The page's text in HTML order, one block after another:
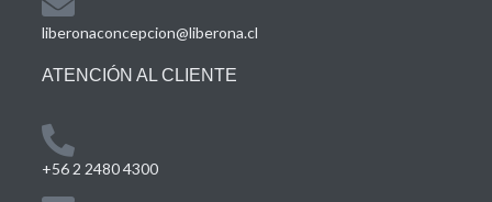
liberonaconcepcion@liberona.cl
ATENCIÓN AL CLIENTE
+56 2 2480 4300